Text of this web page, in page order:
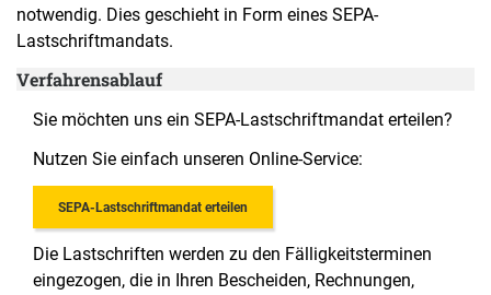
notwendig. Dies geschieht in Form eines SEPA-
Lastschriftmandats.
Verfahrensablauf
Sie möchten uns ein SEPA-Lastschriftmandat erteilen?
Nutzen Sie einfach unseren Online-Service:
SEPA-Lastschriftmandat erteilen
Die Lastschriften werden zu den Fälligkeitsterminen
eingezogen, die in Ihren Bescheiden, Rechnungen,